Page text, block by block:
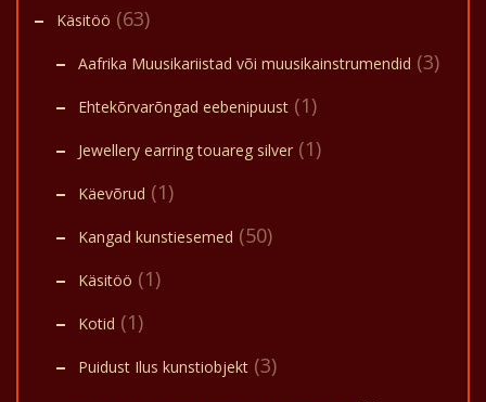
Käsitöö (63)
Aafrika Muusikariistad või muusikainstrumendid (3)
Ehtekõrvarõngad eebenipuust (1)
Jewellery earring touareg silver (1)
Käevõrud (1)
Kangad kunstiesemed (50)
Käsitöö (1)
Kotid (1)
Puidust Ilus kunstiobjekt (3)